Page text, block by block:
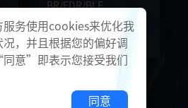
BR/EDR/BLE
Master/Slave Mode
服务使用cookies来优化我
，并且根据您的偏好调
意”即表示您接受我们
同意